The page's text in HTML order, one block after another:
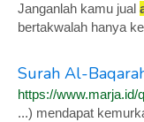
Janganlah kamu jual
bertakwalah hanya
Surah Al-
https://www.marja.id/
...) mendapat